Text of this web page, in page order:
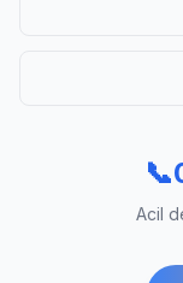
📞
Acil